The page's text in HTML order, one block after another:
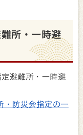
所・一時避
避難所・一時避
・防災会指定の一